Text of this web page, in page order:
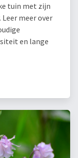
tuin met zijn
meer over
en lange